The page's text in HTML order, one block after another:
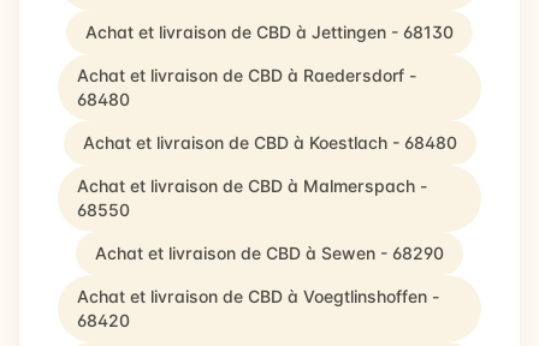
Achat et livraison de CBD à Jettingen - 68130
Achat et livraison de CBD à Raedersdorf -
68480
Achat et livraison de CBD à Koestlach - 68480
Achat et livraison de CBD à Malmerspach -
68550
Achat et livraison de CBD à Sewen - 68290
Achat et livraison de CBD à Voegtlinshoffen -
68420